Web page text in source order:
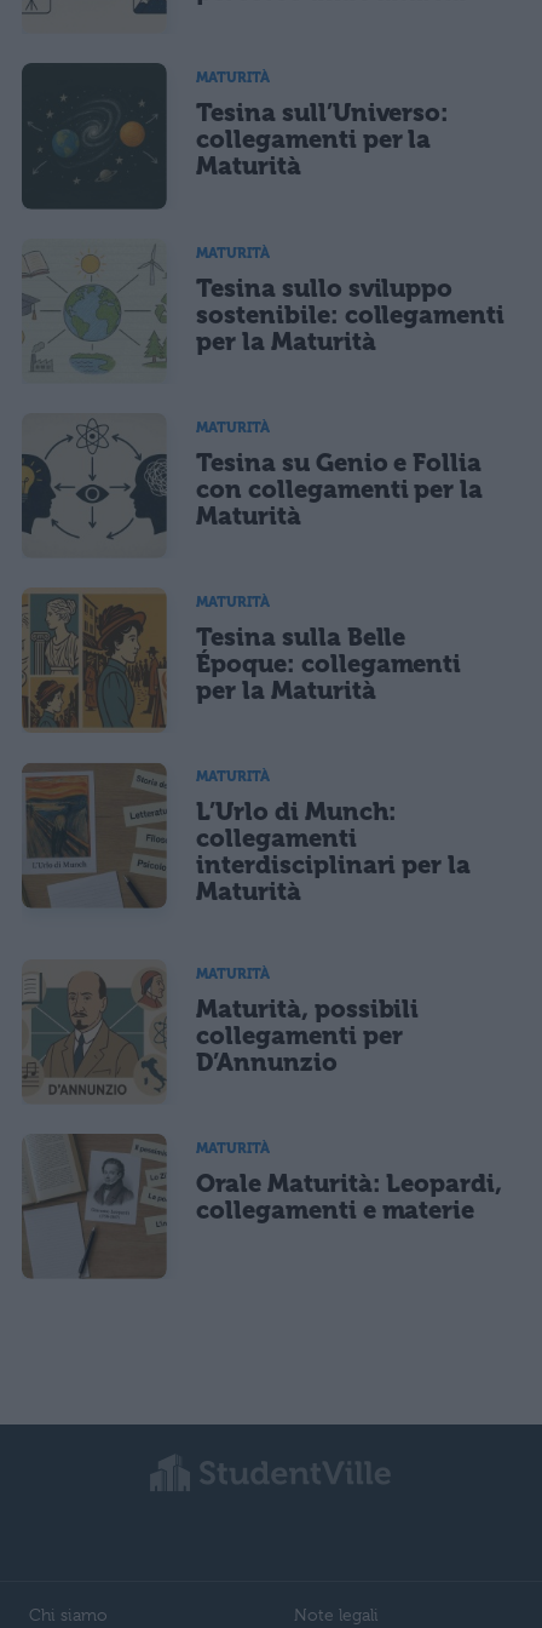
marketing diretto con modalità automatizzate o tradizionali
MATURITÀ
Tesina sull’Universo:
collegamenti per la
Maturità
MATURITÀ
Tesina sullo sviluppo
sostenibile: collegamenti
per la Maturità
MATURITÀ
Tesina su Genio e Follia
con collegamenti per la
Maturità
MATURITÀ
Tesina sulla Belle
Époque: collegamenti
per la Maturità
MATURITÀ
L’Urlo di Munch:
collegamenti
interdisciplinari per la
Maturità
MATURITÀ
Maturità, possibili
collegamenti per
D’Annunzio
MATURITÀ
Orale Maturità: Leopardi,
collegamenti e materie
Chi siamo Note legali